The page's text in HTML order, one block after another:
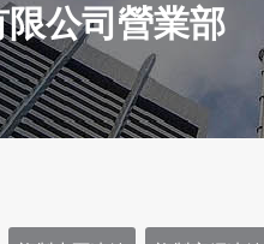
公司營業部